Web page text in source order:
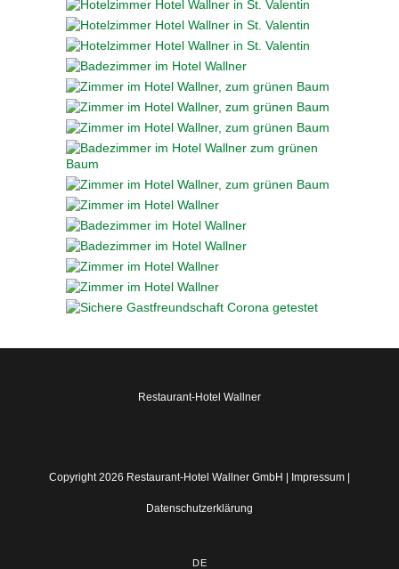
Restaurant-Hotel Wallner
Copyright 2026 Restaurant-Hotel Wallner GmbH | Impressum
Datenschutzerklärung
DE